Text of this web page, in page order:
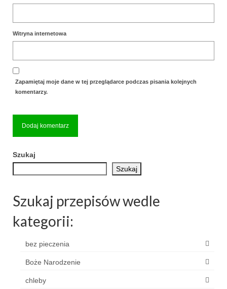
Witryna internetowa
Zapamiętaj moje dane w tej przeglądarce podczas pisania kolejnych
komentarzy.
Szukaj
Szukaj
Szukaj przepisów wedle
kategorii:
bez pieczenia
Boże Narodzenie
chleby